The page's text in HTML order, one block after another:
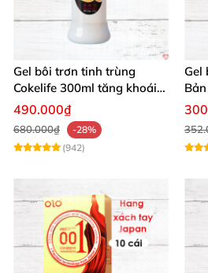
Gel bôi trơn tinh trùng
Cokelife 300ml tăng khoái
cảm, an toàn
490.000₫
680.000₫
-28%
(942)
Gel